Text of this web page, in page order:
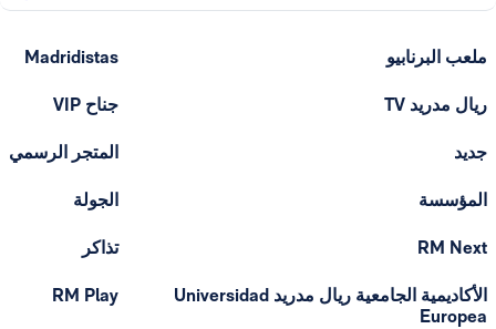
ملعب البرنابيو
ريال مدريد TV
جديد
المؤسسة
RM Next
الأكاديمية الجامعية ريال مدريد Universidad
Europea
Madridistas
جناح VIP
المتجر الرسمي
الجولة
تذاكر
RM Play